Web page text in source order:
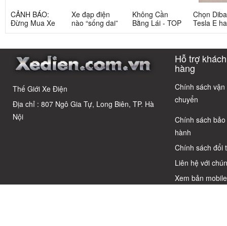
CẢNH BÁO:
Đừng Mua Xe
Điện Chỉ Vì
Cáo! 5 Bẫy
Phổ Biến Và Bí
Quyết Chọn Xe
Chuẩn Chỉnh
Xe đạp điện
nào “sống dai”
nhất sau 5
có câu trả lời
Không Cần
Bằng Lái - TOP
3 Xe Đạp Điện
Cho Học Sinh
Chọn
Tesla E
Tesla G:
cho người
dùng
thái
Thế Giới Xe Điện
Địa chỉ : 807 Ngô Gia Tự, Long Biên, TP. Hà
Nội
Hỗ trợ khách
hàng
Chính sách vận
chuyển
Chính sách bảo
hành
Chính sách đổi
Liên hệ với
Xem bản